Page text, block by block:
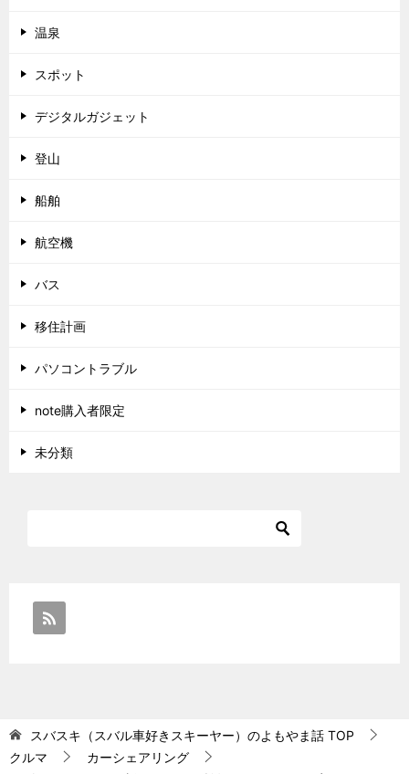
温泉
スポット
デジタルガジェット
登山
船舶
航空機
バス
移住計画
パソコントラブル
note購入者限定
未分類
スバスキ（スバル車好きスキーヤー）のよもやま話 TOP
クルマ
カーシェアリング